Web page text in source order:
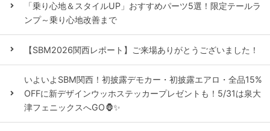
「乗り心地＆スタイルUP」おすすめパーツ5選！限定テールラ
ンプ～乗り心地改善まで
【SBM2026関西レポート】ご来場ありがとうございました！
いよいよSBM関西！初披露デモカー・初披露エアロ・全品15%
OFFに新デザインウッホステッカープレゼントも！5/31は泉大
津フェニックスへGO🦍✨